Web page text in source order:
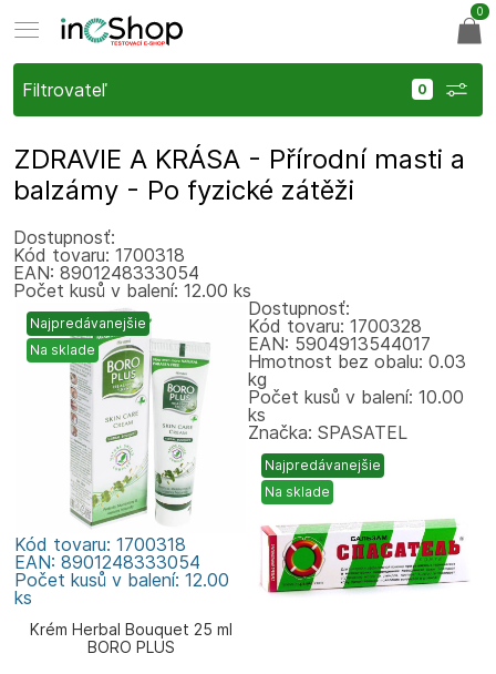
Filtrovateľ
ZDRAVIE A KRÁSA - Přírodní masti a
balzámy - Po fyzické zátěži
Dostupnosť:
Kód tovaru: 1700318
EAN: 8901248333054
Počet kusů v balení: 12.00 ks
Najpredávanejšie
Na sklade
Kód tovaru: 1700318
EAN: 8901248333054
Počet kusů v balení: 12.00
ks
Krém Herbal Bouquet 25 ml
BORO PLUS
Dostupnosť:
Kód tovaru: 1700328
EAN: 5904913544017
Hmotnost bez obalu: 0.03
kg
Počet kusů v balení: 10.00
ks
Značka: SPASATEL
Najpredávanejšie
Na sklade
0